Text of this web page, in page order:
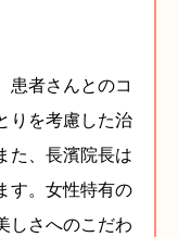
患者さんとのコ
りを考慮した治
た、長濱院長は
す。女性特有の
しさへのこだわ